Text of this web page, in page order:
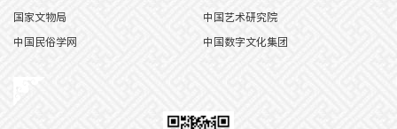
国家文物局 中国艺术研究院
中国民俗学网 中国数字文化集团